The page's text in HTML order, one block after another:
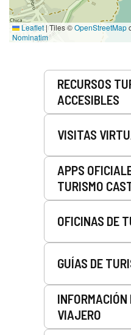
Leaflet | Tiles ©OpenStreetMap
Nominatim
RECURSOS
ACCESIBLES
VISITAS
APPS
TURISMO
OFICINAS DE
GUÍAS DE
INFORMACIÓN
VIAJERO